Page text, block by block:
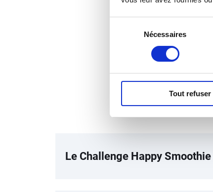
consentement
Nécessaires
Tout refuser
Le Challenge Happy